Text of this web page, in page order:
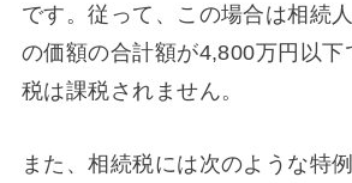
です。従って、この場合は相続
の価額の合計額が4,800万円以下
税は課税されません。
また、相続税には次のような特